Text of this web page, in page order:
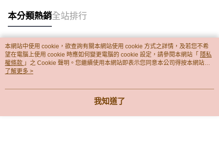
本分類熱銷全站排行
熱門標籤
本網站中使用 cookie，欲查詢有關本網站使用 cookie 方式之詳情，及若您不希
望在電腦上使用 cookie 時應如何變更電腦的 cookie 設定，請參閱本網站「 隱私
權條款 」之 Cookie 聲明。您繼續使用本網站即表示您同意本公司得按本網站使
用條款之 Cookie 聲明使用 cookie。
了解更多 >
我知道了